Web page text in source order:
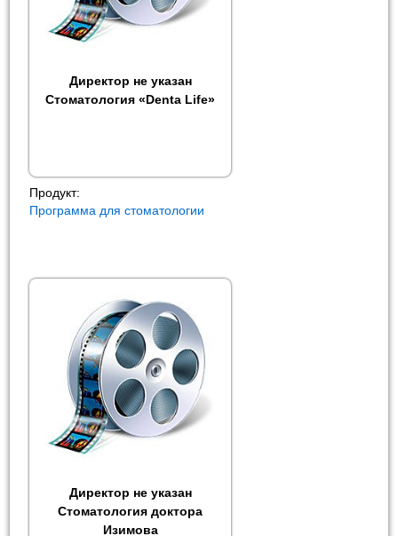
Директор не указан
Стоматология «Denta Life»
Продукт:
Программа для стоматологии
Директор не указан
Стоматология доктора
Изимова